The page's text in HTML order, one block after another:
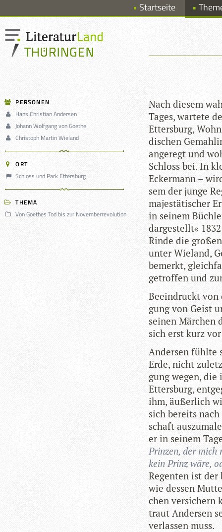
Startseite
PERSONEN
Hans Christian Andersen
Johann Wolfgang von Goethe
Christoph Martin Wieland
ORT
Schloss und Park Ettersburg
THEMA
Von Goethes Tod bis zur Novemberrevolution
Nach die­sem
Tages, war­tete
Etters­burg,
di­schen
ange­regt und
Schloss bei. In
Ecker­mann –
sem der junge
majes­tä­ti­scher
in sei­nem
dar­ge­stellt«
Rinde die
un­ter Wie­land,
bemerkt,
getrof­fen und
Beein­druckt von
gung von Geist
sei­nen Mär­chen
sich erst kurz
Ander­sen fühlte
Erde, nicht
gung wegen,
Etters­burg,
ihm, äußer­lich
sich bereits
schaft
er in sei­nem
Prin­zen, der mich
kein Prinz wäre,
Regen­ten ist
wie des­sen
chen ver­si­chern
traut Ander­sen
ver­las­sen muss.